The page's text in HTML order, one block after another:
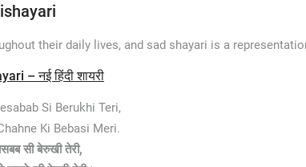
their daily lives, and sad shayari is a
– नई हिंदी शायरी
Si Berukhi Teri,
Ki Bebasi Meri.
सी बेरुखी तेरी,